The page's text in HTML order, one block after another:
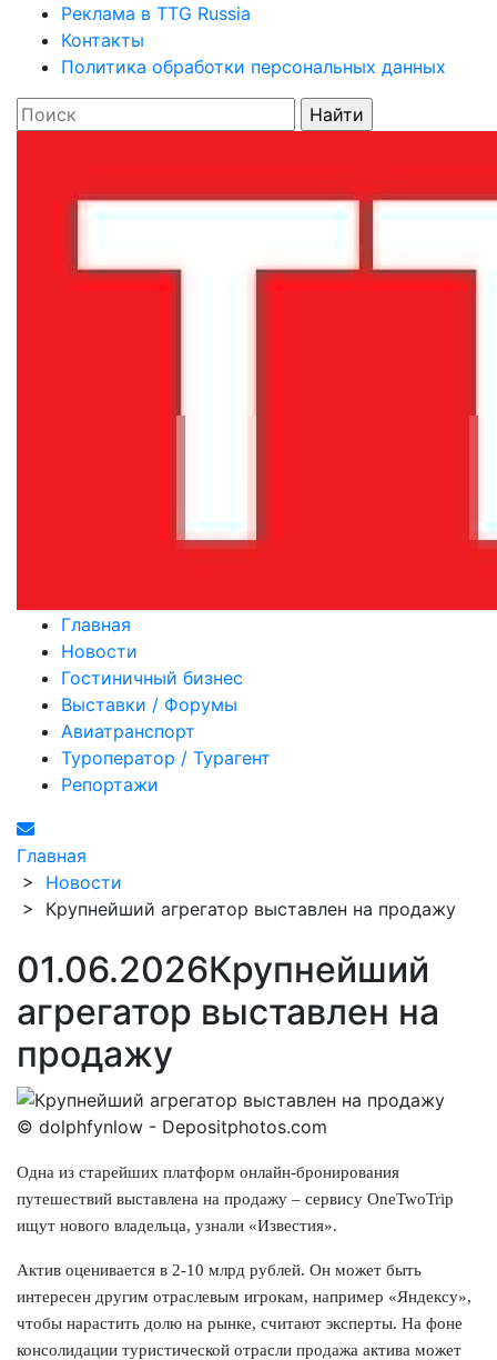
Реклама в TTG Russia
Контакты
Политика обработки персональных данных
Главная
Новости
Гостиничный бизнес
Выставки / Форумы
Авиатранспорт
Туроператор / Турагент
Репортажи
Главная
> Новости
> Крупнейший агрегатор выставлен на продажу
01.06.2026Крупнейший
агрегатор выставлен на
продажу
© dolphfynlow - Depositphotos.com
Одна из старейших платформ онлайн-бронирования
путешествий выставлена на продажу – сервису OneTwoTrip
ищут нового владельца, узнали «Известия».
Актив оценивается в 2-10 млрд рублей. Он может быть
интересен другим отраслевым игрокам, например «Яндексу»,
чтобы нарастить долю на рынке, считают эксперты. На фоне
консолидации туристической отрасли продажа актива может